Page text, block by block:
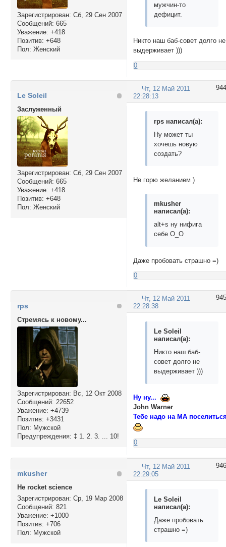
Зарегистрирован: Сб, 29 Сен 2007
Сообщений: 665
Уважение: +418
Позитив: +648
Пол: Женский
мужчин-то
дефицит.
Никто наш баб-совет долго не
выдерживает )))
0
944
Чт, 12 Май 2011
22:28:13
Le Soleil
Заслуженный
Зарегистрирован: Сб, 29 Сен 2007
Сообщений: 665
Уважение: +418
Позитив: +648
Пол: Женский
rps написал(а):
Ну может ты
хочешь новую
создать?
Не горю желанием )
mkusher
написал(а):
alt+s ну нифига
себе О_О
Даже пробовать страшно =)
0
945
Чт, 12 Май 2011
22:28:38
rps
Стремясь к новому...
Зарегистрирован: Вс, 12 Окт 2008
Сообщений: 22652
Уважение: +4739
Позитив: +3431
Пол: Мужской
Предупреждения: ‡ 1. 2. 3. ... 10!
Le Soleil
написал(а):
Никто наш баб-
совет долго не
выдерживает )))
Ну ну...
John Warner
Тебе надо на МА
0
946
Чт, 12 Май 2011
22:29:05
mkusher
Не rocket science
Зарегистрирован: Ср, 19 Мар 2008
Сообщений: 821
Уважение: +1000
Позитив: +706
Пол: Мужской
Le Soleil
написал(а):
Даже пробовать
страшно =)